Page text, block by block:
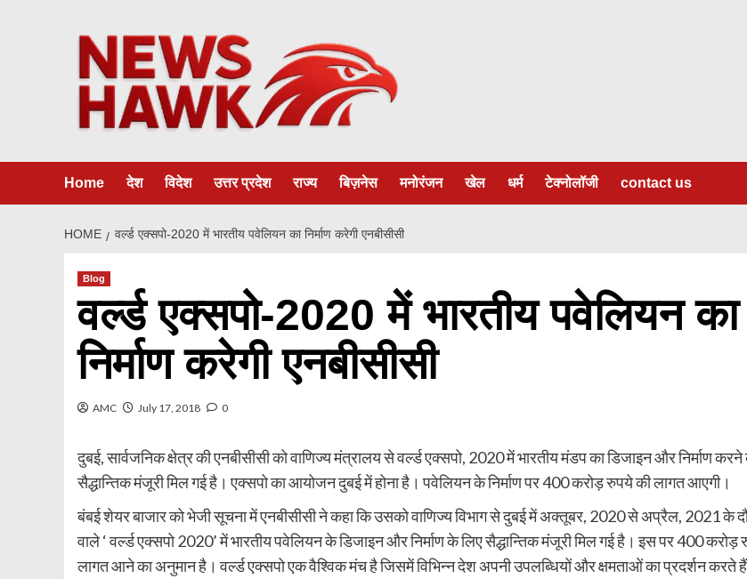
Home देश विदेश उत्तर प्रदेश राज्य बिज़नेस मनोरंजन खेल धर्म टेक्नोलॉजी contact us
HOME वर्ल्ड एक्सपो-2020 में भारतीय पवेलियन का निर्माण करेगी एनबीसीसी
Blog
वर्ल्ड एक्सपो-2020 में भारतीय पवेलियन का
निर्माण करेगी एनबीसीसी
AMC July 17, 2018 0
दुबई, सार्वजनिक क्षेत्र की एनबीसीसी को वाणिज्य मंत्रालय से वर्ल्ड एक्सपो, 2020 में भारतीय मंडप का डिजाइन और निर्माण
सैद्धान्तिक मंजूरी मिल गई है। एक्सपो का आयोजन दुबई में होना है। पवेलियन के निर्माण पर 400 करोड़ रुपये की लागत आएगी।
बंबई शेयर बाजार को भेजी सूचना में एनबीसीसी ने कहा कि उसको वाणिज्य विभाग से दुबई में अक्तूबर, 2020 से अप्रैल, 2021 के
वाले ‘ वर्ल्ड एक्सपो 2020’ में भारतीय पवेलियन के डिजाइन और निर्माण के लिए सैद्धान्तिक मंजूरी मिल गई है। इस पर 400 करोड़
लागत आने का अनुमान है। वर्ल्ड एक्सपो एक वैश्विक मंच है जिसमें विभिन्न देश अपनी उपलब्धियों और क्षमताओं का प्रदर्शन करते